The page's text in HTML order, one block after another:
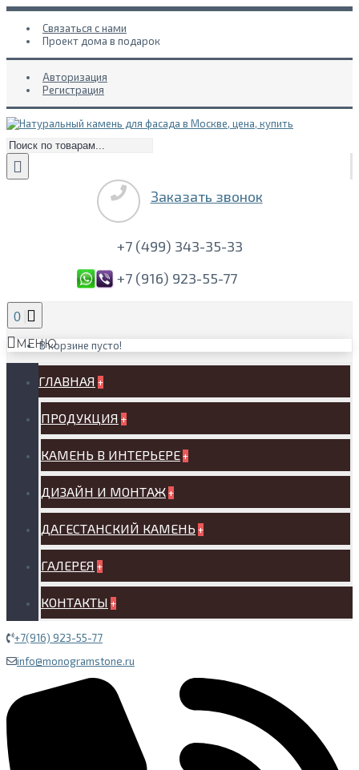
Связаться с нами
Проект дома в подарок
Авторизация
Регистрация
Заказать звонок
+7 (499) 343-35-33
+7 (916) 923-55-77
0
В корзине пусто!
МЕНЮ
ГЛАВНАЯ +
ПРОДУКЦИЯ +
КАМЕНЬ В ИНТЕРЬЕРЕ+
ДИЗАЙН И МОНТАЖ+
ДАГЕСТАНСКИЙ КАМЕНЬ +
ГАЛЕРЕЯ +
КОНТАКТЫ +
+7(916) 923-55-77
info@monogramstone.ru